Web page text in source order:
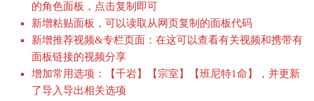
的角色面板，点击复制即可
新增粘贴面板，可以读取从网页复制的面板代码
新增推荐视频&专栏页面：在这可以查看有关视频和携带有
面板链接的视频分享
增加常用选项：【千岩】【宗室】【班尼特1命】，并更新
了导入导出相关选项